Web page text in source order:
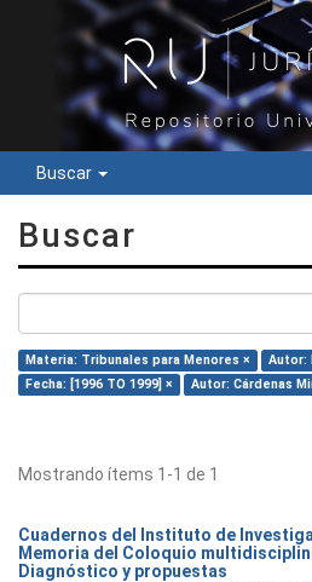
Buscar
Buscar
Materia: Tribunales para Menores ×
Autor:
Fecha: [1996 TO 1999] ×
Autor: Cárdenas
Mostrando ítems 1-1 de 1
Cuadernos del Instituto de
Memoria del Coloquio
Diagnóstico y propuestas